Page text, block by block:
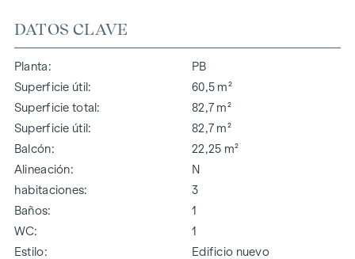
DATOS CLAVE
Planta
PB
Superficie útil
60,5 m²
Superficie total
82,7 m²
Superficie útil
82,7 m²
Balcón
22,25 m²
Alineación
N
habitaciones
3
Baños
1
WC
1
Estilo
Edificio nuevo